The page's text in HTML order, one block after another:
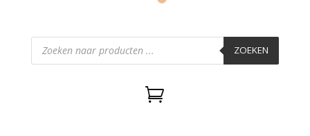
Producten
zoeken ZOEKEN
